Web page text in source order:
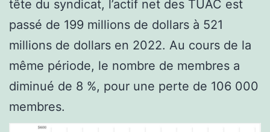
tête du syndicat, l’actif net des TUAC est
passé de 199 millions de dollars à 521
millions de dollars en 2022. Au cours de la
même période, le nombre de membres a
diminué de 8 %, pour une perte de 106 000
membres.